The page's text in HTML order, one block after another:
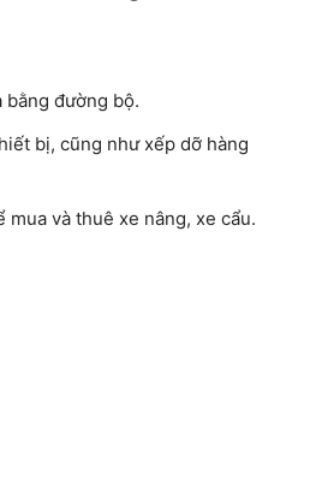
bằng đường bộ.
bị, cũng như xếp dỡ hàng
mua và thuê xe nâng, xe cẩu.